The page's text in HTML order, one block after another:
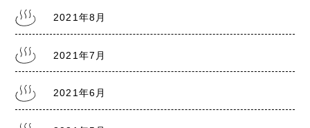
2021.7.30
熊本銭湯の日記『熊本まん延防止宣言7/31～
2021年8月
2021年7月
2021年6月